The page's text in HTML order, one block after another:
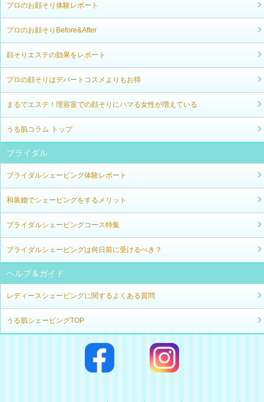
プロのお顔そり体験レポート
プロのお顔そりBefore&After
顔そりエステの効果をレポート
プロの顔そりはデパートコスメよりもお得
まるでエステ！理容室での顔そりにハマる女性が増えている
うる肌コラム トップ
ブライダル
ブライダルシェービング体験レポート
和装婚でシェービングをするメリット
ブライダルシェービングコース特集
ブライダルシェービングは何日前に受けるべき？
ヘルプ＆ガイド
レディースシェービングに関するよくある質問
うる肌シェービングTOP